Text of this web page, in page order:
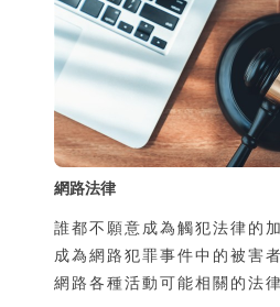
網路法律
誰都不願意成為觸犯法律的
成為網路犯罪事件中的被害
網路各種活動可能相關的法